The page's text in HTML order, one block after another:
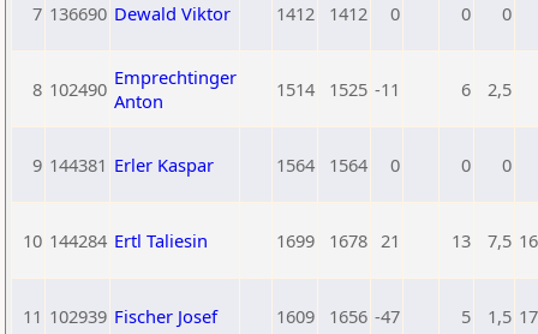
7 136690 Dewald Viktor 1412 1412 0 0 0
8 102490 Emprechtinger
Anton
1514 1525 -11 6 2,5
9 144381 Erler Kaspar 1564 1564 0 0 0
10 144284 Ertl Taliesin 1699 1678 21 13 7,5
11 102939 Fischer Josef 1609 1656 -47 5 1,5